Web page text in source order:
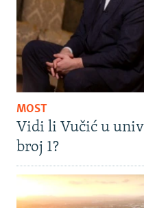
MOST
Vidi li Vučić u
broj 1?